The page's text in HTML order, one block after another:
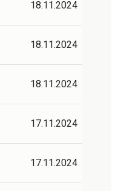
18.11.2024
18.11.2024
18.11.2024
17.11.2024
17.11.2024